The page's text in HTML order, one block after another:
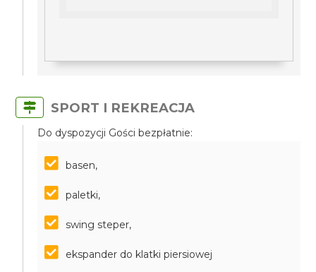
SPORT I REKREACJA
Do dyspozycji Gości bezpłatnie:
basen,
paletki,
swing steper,
ekspander do klatki piersiowej